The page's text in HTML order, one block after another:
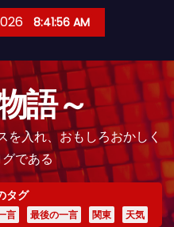
8:41:57 AM
語～
を入れ、おもしろおかしく
である
タグ
言 最後の一言 関東 天気